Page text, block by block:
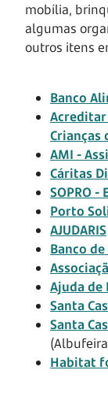
mobília,
algumas
outros itens
Banco
Acreditar
Crianças
AMI -
Cáritas
SOPRO -
Porto
AJUDARIS
Banco
Ajuda de
Santa
Santa
Habitat